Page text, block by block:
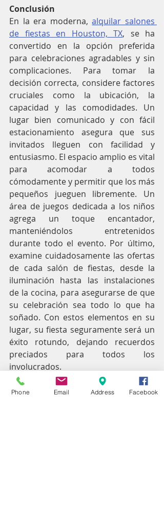
Conclusión
En la era moderna, alquilar salones
de fiestas en Houston, TX, se ha
convertido en la opción preferida
para celebraciones agradables y sin
complicaciones. Para tomar la
decisión correcta, considere factores
cruciales como la ubicación, la
capacidad y las comodidades. Un
lugar bien comunicado y con fácil
estacionamiento asegura que sus
invitados lleguen con facilidad y
entusiasmo. El espacio amplio es vital
para acomodar a todos
cómodamente y permitir que los más
pequeños jueguen libremente. Un
área de juegos dedicada a los niños
agrega un toque encantador,
manteniéndolos entretenidos
durante todo el evento. Por último,
examine cuidadosamente las ofertas
de cada salón de fiestas, desde la
iluminación hasta las instalaciones
de la cocina, para asegurarse de que
su celebración sea todo lo que ha
soñado. Con estos elementos en su
lugar, su fiesta seguramente será un
éxito rotundo, dejando recuerdos
preciados para todos los
involucrados.
Phone Email Address Facebook